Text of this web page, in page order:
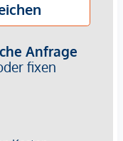
Alu-Fenster
mit Markisoletten,
textilen Vorhängen
und